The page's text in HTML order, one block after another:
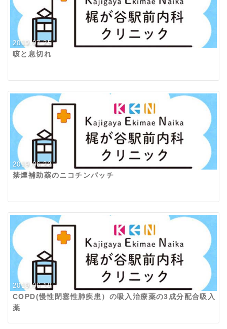
2019.07.25
咳と息切れ
2019.06.22
禁煙補助薬のニコチンパッチ
2019.06.19
COPD(慢性閉塞性肺疾患）の吸入治療薬の3成分配合吸入
薬